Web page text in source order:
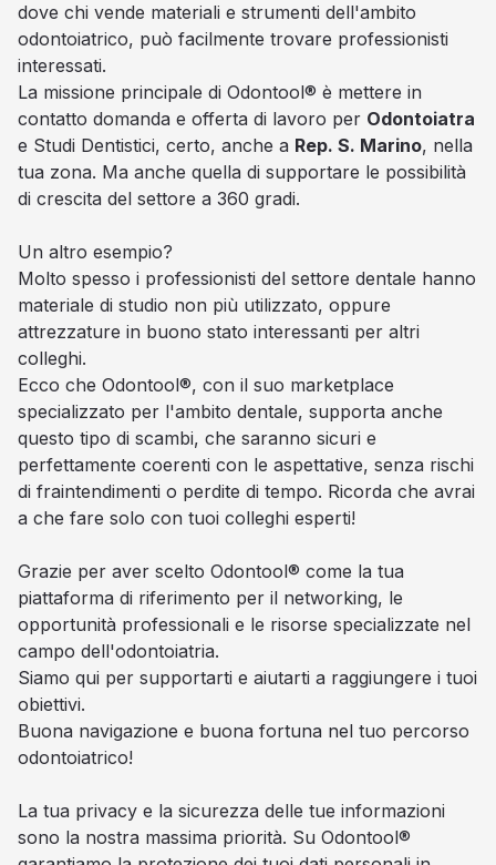
dove chi vende materiali e strumenti dell'ambito
odontoiatrico, può facilmente trovare professionisti
interessati.
La missione principale di Odontool® è mettere in
contatto domanda e offerta di lavoro per Odontoiatra
e Studi Dentistici, certo, anche a Rep. S. Marino, nella
tua zona. Ma anche quella di supportare le possibilità
di crescita del settore a 360 gradi.
Un altro esempio?
Molto spesso i professionisti del settore dentale hanno
materiale di studio non più utilizzato, oppure
attrezzature in buono stato interessanti per altri
colleghi.
Ecco che Odontool®, con il suo marketplace
specializzato per l'ambito dentale, supporta anche
questo tipo di scambi, che saranno sicuri e
perfettamente coerenti con le aspettative, senza rischi
di fraintendimenti o perdite di tempo. Ricorda che avrai
a che fare solo con tuoi colleghi esperti!
Grazie per aver scelto Odontool® come la tua
piattaforma di riferimento per il networking, le
opportunità professionali e le risorse specializzate nel
campo dell'odontoiatria.
Siamo qui per supportarti e aiutarti a raggiungere i tuoi
obiettivi.
Buona navigazione e buona fortuna nel tuo percorso
odontoiatrico!
La tua privacy e la sicurezza delle tue informazioni
sono la nostra massima priorità. Su Odontool®